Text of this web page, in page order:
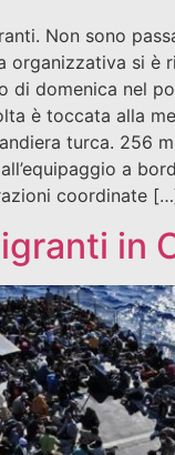
Non sono
organizzativa si è
di domenica nel
è toccata alla
turca. 256
a
coordinate
in